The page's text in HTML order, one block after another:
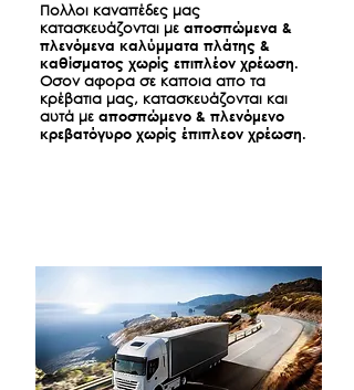
Πολλοι καναπέδες μας
κατασκευάζονται με αποσπώμενα &
πλενόμενα καλύμματα πλάτης &
καθίσματος χωρίς επιπλέον χρέωση.
Οσον αφορα σε καποια απο τα
κρέβατια μας, κατασκευάζονται και
αυτά με αποσπώμενο & πλενόμενο
κρεβατόγυρο χωρίς έπιπλεον χρέωση.